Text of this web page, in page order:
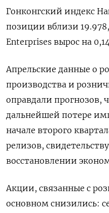
Гонконгский индекс
позиции вблизи
Enterprises вырос на
Апрельские данные о
производства и
оправдали прогнозов,
дальнейшей потере
начале второго
релизов,
восстановлении
Акции, связанные с
основном снизились: